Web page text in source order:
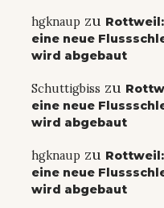
hgknaup zu
eine neue
wird abgebaut
Schuttigbiss zu
eine neue
wird abgebaut
hgknaup zu
eine neue
wird abgebaut